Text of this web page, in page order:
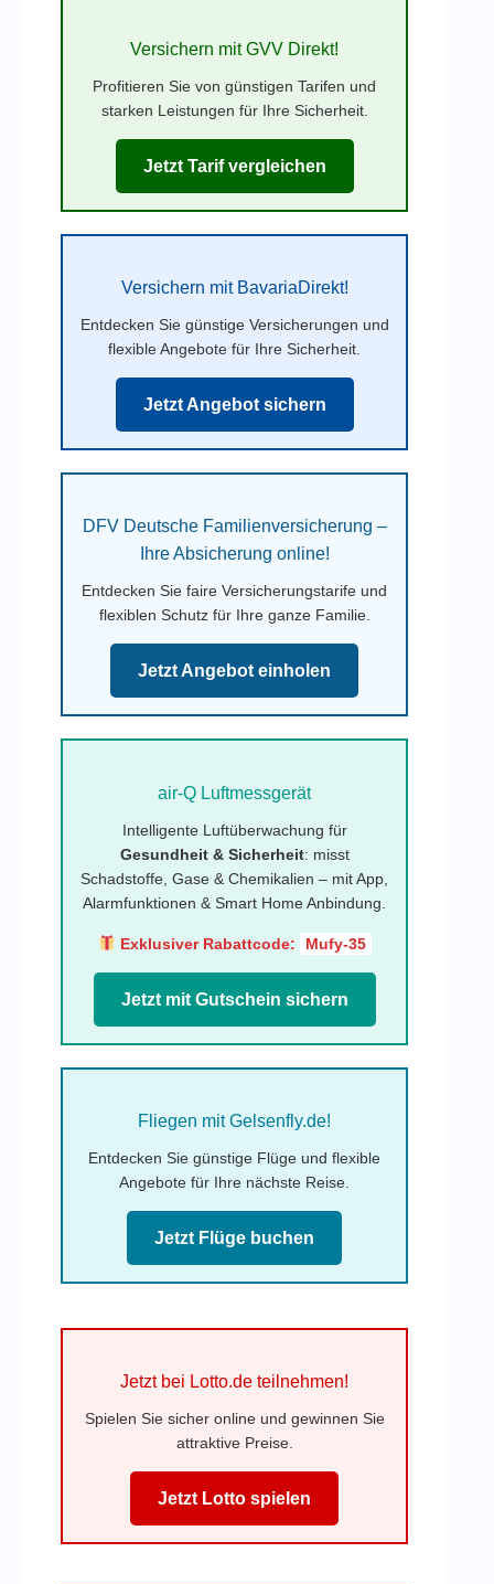
Versichern mit GVV Direkt!
Profitieren Sie von günstigen Tarifen und
starken Leistungen für Ihre Sicherheit.
Jetzt Tarif vergleichen
Versichern mit BavariaDirekt!
Entdecken Sie günstige Versicherungen und
flexible Angebote für Ihre Sicherheit.
Jetzt Angebot sichern
DFV Deutsche Familienversicherung –
Ihre Absicherung online!
Entdecken Sie faire Versicherungstarife und
flexiblen Schutz für Ihre ganze Familie.
Jetzt Angebot einholen
air-Q Luftmessgerät
Intelligente Luftüberwachung für
Gesundheit & Sicherheit: misst
Schadstoffe, Gase & Chemikalien – mit App,
Alarmfunktionen & Smart Home Anbindung.
Exklusiver Rabattcode: Mufy-35
Jetzt mit Gutschein sichern
Fliegen mit Gelsenfly.de!
Entdecken Sie günstige Flüge und flexible
Angebote für Ihre nächste Reise.
Jetzt Flüge buchen
Jetzt bei Lotto.de teilnehmen!
Spielen Sie sicher online und gewinnen Sie
attraktive Preise.
Jetzt Lotto spielen